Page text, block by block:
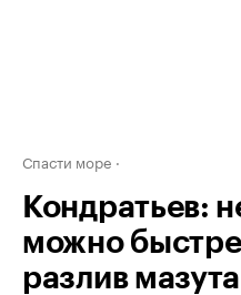
Спасти море
Кондратьев:
можно
разлив